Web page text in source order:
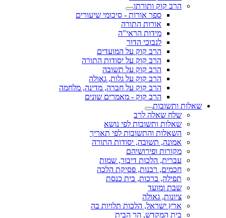
הרב קוק ותורתו
ספר אורות - סיכומי שיעורים
אורות התורה
מידות הראי"ה
לנבוכי הדור
הרב קוק על המועדים
הרב קוק על יסודות התורה
הרב קוק על תשובה
הרב קוק על גלות, גאולה
הרב קוק על חברה, מדינה, מלחמה
הרב קוק - מאמרים שונים
שאלות ותשובות
שלח שאלה לרב
שאלות ותשובות לפי נושא
השאלות והתשובות לפי תאריך
אמונה, תשובה, יסודות התורה
מקורות ופירושיהם
עברית, הלכות דיבור, שמות
חכמים, רבנות, פסיקת הלכה
תפילה, ברכות, בית כנסת
שבת ומועד
ציונות, גאולה
ארץ ישראל, הלכות תלויות בה
בית המקדש, הר הבית